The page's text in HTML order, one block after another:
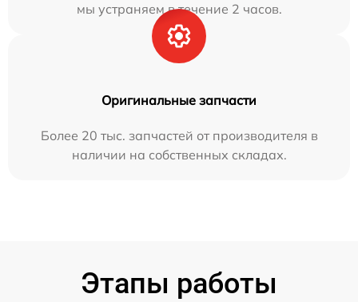
мы устраняем в течение 2 часов.
Оригинальные запчасти
Более 20 тыс. запчастей от производителя в
наличии на собственных складах.
Этапы работы